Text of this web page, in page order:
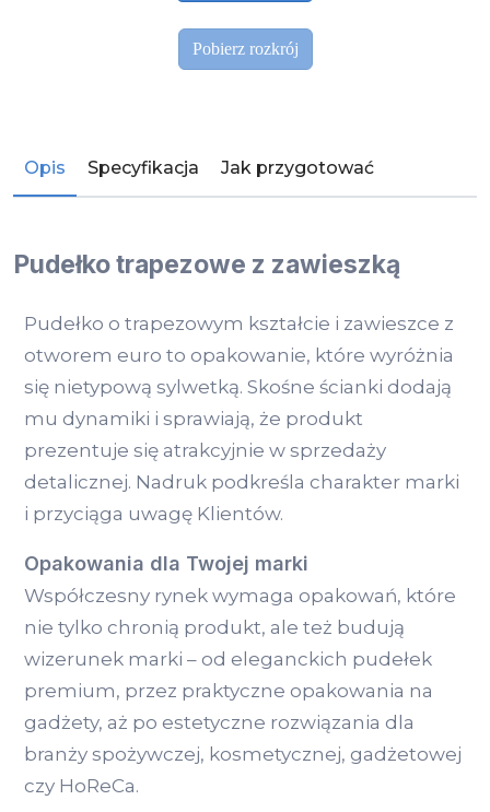
Opis Specyfikacja Jak przygotować
Pudełko trapezowe z zawieszką
Pudełko o trapezowym kształcie i zawieszce z
otworem euro to opakowanie, które wyróżnia
się nietypową sylwetką. Skośne ścianki dodają
mu dynamiki i sprawiają, że produkt
prezentuje się atrakcyjnie w sprzedaży
detalicznej. Nadruk podkreśla charakter marki
i przyciąga uwagę Klientów.
Opakowania dla Twojej marki
Współczesny rynek wymaga opakowań, które
nie tylko chronią produkt, ale też budują
wizerunek marki – od eleganckich pudełek
premium, przez praktyczne opakowania na
gadżety, aż po estetyczne rozwiązania dla
branży spożywczej, kosmetycznej, gadżetowej
czy HoReCa.